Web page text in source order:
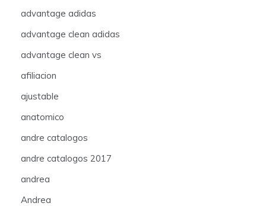
advantage adidas
advantage clean adidas
advantage clean vs
afiliacion
ajustable
anatomico
andre catalogos
andre catalogos 2017
andrea
Andrea